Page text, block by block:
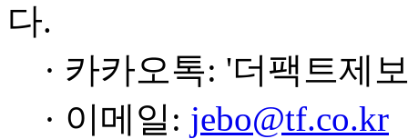
다.
· 카카오톡: '더팩트제
· 이메일: jebo@tf.co.kr